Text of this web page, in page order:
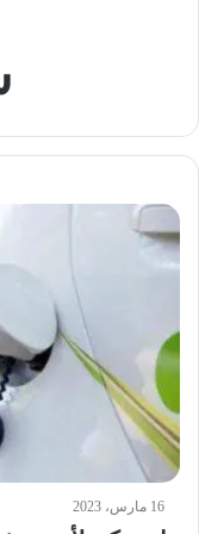
16 مارس، 2023